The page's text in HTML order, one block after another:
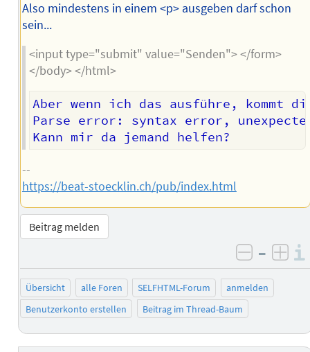
Also mindestens in einem <p> ausgeben darf schon
sein...
<input type="submit" value="Senden"> </form>
</body> </html>
Aber wenn ich das ausführe, kommt
Parse error: syntax error,
--
https://beat-stoecklin.ch/pub/index.html
Beitrag melden
negativ
–
Übersicht alle Foren SELFHTML-Forum
anmelden
Benutzerkonto erstellen
Beitrag im Thread-Baum